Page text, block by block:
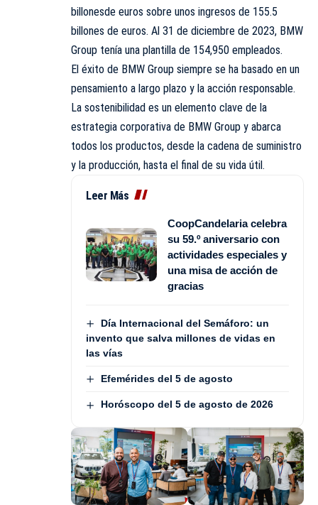
billonesde euros sobre unos ingresos de 155.5
billones de euros. Al 31 de diciembre de 2023, BMW
Group tenía una plantilla de 154,950 empleados.
El éxito de BMW Group siempre se ha basado en un
pensamiento a largo plazo y la acción responsable.
La sostenibilidad es un elemento clave de la
estrategia corporativa de BMW Group y abarca
todos los productos, desde la cadena de suministro
y la producción, hasta el final de su vida útil.
Leer Más
CoopCandelaria celebra
su 59.º aniversario con
actividades especiales y
una misa de acción de
gracias
Día Internacional del Semáforo: un
invento que salva millones de vidas en
las vías
Efemérides del 5 de agosto
Horóscopo del 5 de agosto de 2026